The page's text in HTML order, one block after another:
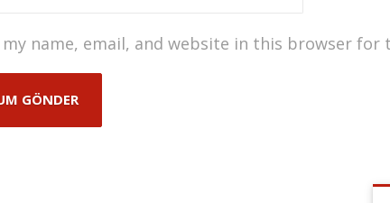
my name, email, and website in this browser